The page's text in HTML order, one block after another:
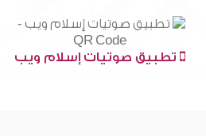
تطبيق صوتيات إسلام ويب